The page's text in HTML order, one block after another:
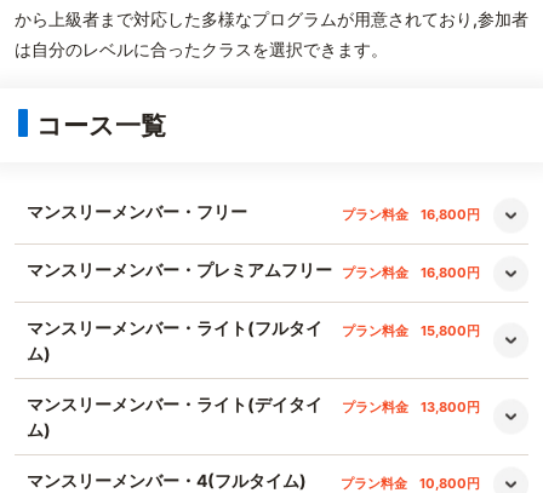
から上級者まで対応した多様なプログラムが用意されており,参加者
は自分のレベルに合ったクラスを選択できます。
コース一覧
マンスリーメンバー・フリー プラン料金 16,800円
マンスリーメンバー・プレミアムフリー プラン料金 16,800円
マンスリーメンバー・ライト(フルタイ
ム)
プラン料金 15,800円
マンスリーメンバー・ライト(デイタイ
ム)
プラン料金 13,800円
マンスリーメンバー・4(フルタイム) プラン料金 10,800円